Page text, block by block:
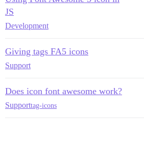
JS
Development
Giving tags FA5 icons
Support
Does icon font awesome work?
Supporttag-icons